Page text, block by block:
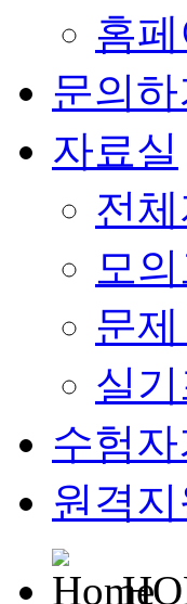
홈
문의하
자료실
전
모
문
실
수험
원격지